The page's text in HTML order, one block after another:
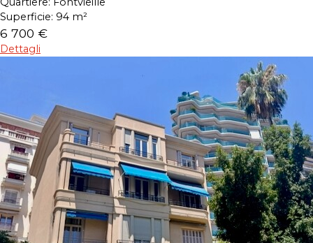
Superficie: 94 m²
6 700 €
Dettagli